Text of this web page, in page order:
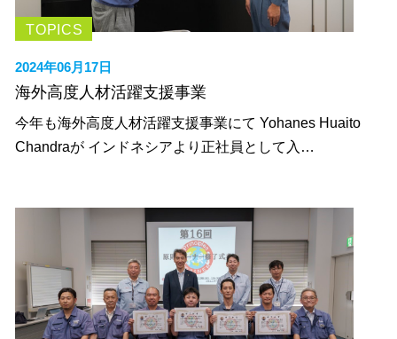
TOPICS
2024年06月17日
海外高度人材活躍支援事業
今年も海外高度人材活躍支援事業にて Yohanes Huaito
Chandraが インドネシアより正社員として入…